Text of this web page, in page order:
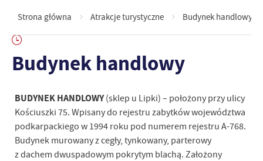
Strona główna Atrakcje turystyczne Budynek handlowy
Budynek handlowy
BUDYNEK HANDLOWY(sklep u Lipki) – położony przy ulicy
Kościuszki 75. Wpisany do rejestru zabytków województwa
podkarpackiego w 1994 roku pod numerem rejestru A-768.
Budynek murowany z cegły, tynkowany, parterowy
z dachem dwuspadowym pokrytym blachą. Założony